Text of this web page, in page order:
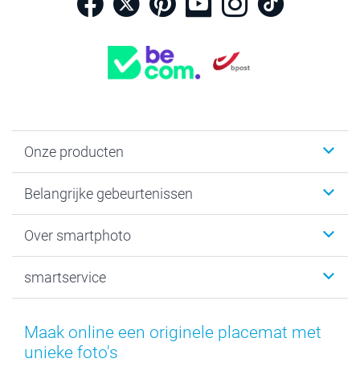
Onze producten
Fotogeschenken
Fotoprints, Fotoposter & Fotoalbum met fotoprints
MyNameBook
Stickers en Etiketten
Fotokaders, Decoratie en Snoepjes
Belangrijke gebeurtenissen
Baby
Communie- en Lentefeest
Geschenken voor hem
Afstuderen
Over smartphoto
Duurzaamheid
Voorwaarden
Herroepingsrecht
smartservice
smartgarantie
smartbonus
Maak online een originele placemat met
unieke foto's